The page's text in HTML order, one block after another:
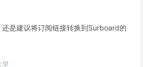
是建议将订阅链接转换到Surboard的
里